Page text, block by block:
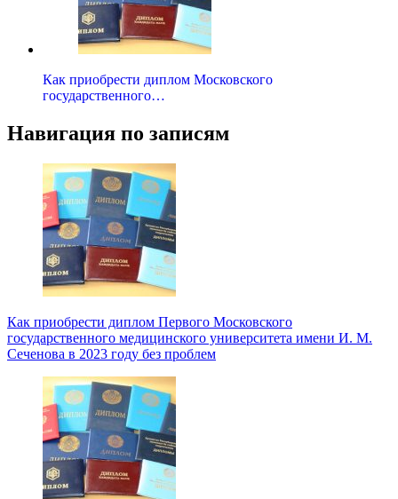
Как приобрести диплом Московского
государственного…
Навигация по записям
Как приобрести диплом Первого Московского
государственного медицинского университета имени И. М.
Сеченова в 2023 году без проблем